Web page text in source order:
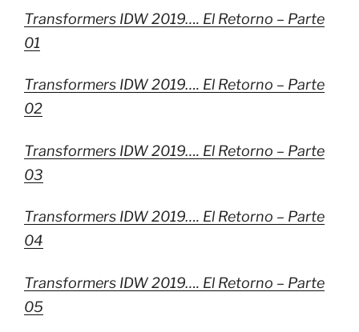
Transformers IDW 2019…. El Retorno – Parte
01
Transformers IDW 2019…. El Retorno – Parte
02
Transformers IDW 2019…. El Retorno – Parte
03
Transformers IDW 2019…. El Retorno – Parte
04
Transformers IDW 2019…. El Retorno – Parte
05